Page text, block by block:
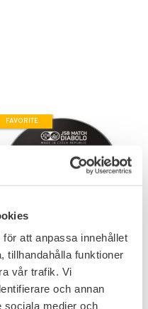
att anpassa innehållet
tillhandahålla funktioner
vår trafik. Vi
och annan
sociala medier och
Add to favorites
JSB Blue Match Diabolo
S100 Luftgevär Ammo
4,5mm
FAVORITE